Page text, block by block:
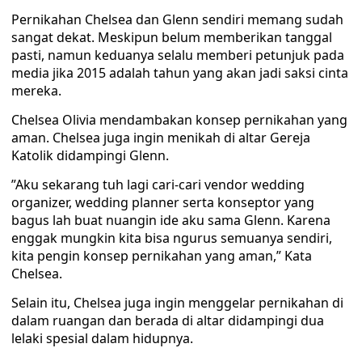
Pernikahan Chelsea dan Glenn sendiri memang sudah
sangat dekat. Meskipun belum memberikan tanggal
pasti, namun keduanya selalu memberi petunjuk pada
media jika 2015 adalah tahun yang akan jadi saksi cinta
mereka.
Chelsea Olivia mendambakan konsep pernikahan yang
aman. Chelsea juga ingin menikah di altar Gereja
Katolik didampingi Glenn.
”Aku sekarang tuh lagi cari-cari vendor wedding
organizer, wedding planner serta konseptor yang
bagus lah buat nuangin ide aku sama Glenn. Karena
enggak mungkin kita bisa ngurus semuanya sendiri,
kita pengin konsep pernikahan yang aman,” Kata
Chelsea.
Selain itu, Chelsea juga ingin menggelar pernikahan di
dalam ruangan dan berada di altar didampingi dua
lelaki spesial dalam hidupnya.